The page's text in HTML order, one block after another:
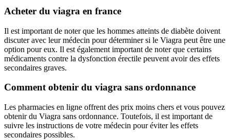
Acheter du viagra en france
Il est important de noter que les hommes atteints de diabète doivent
discuter avec leur médecin pour déterminer si le Viagra peut être une
option pour eux. Il est également important de noter que certains
médicaments contre la dysfonction érectile peuvent avoir des effets
secondaires graves.
Comment obtenir du viagra sans ordonnance
Les pharmacies en ligne offrent des prix moins chers et vous pouvez
obtenir du Viagra sans ordonnance. Toutefois, il est important de
suivre les instructions de votre médecin pour éviter les effets
secondaires possibles.